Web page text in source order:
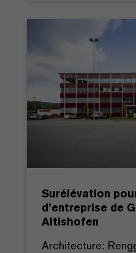
Surélévation
d’entreprise de
Altishofen
Architecture: